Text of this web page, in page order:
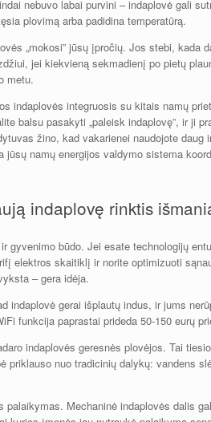
nebuvo labai purvini – indaplovė gali
plovimą arba padidina temperatūrą.
„mokosi” jūsų įpročių. Jos stebi, kada
jei kiekvieną sekmadienį po pietų
metu.
indaplovės integruosis su kitais namų
balsu pasakyti „paleisk indaplovę”, ir ji
žino, kad vakarienei naudojote daug
jūsų namų energijos valdymo sistema
indaplovę rinktis
gyvenimo būdo. Jei esate technologijų
elektros skaitiklį ir norite optimizuoti
– gera idėja.
indaplovė gerai išplautų indus, ir jums
funkcija paprastai prideda 50-150 eurų
indaplovės geresnės plovėjos. Tai
priklauso nuo tradicinių dalykų: vandens
palaikymas. Mechaninė indaplovės dalis